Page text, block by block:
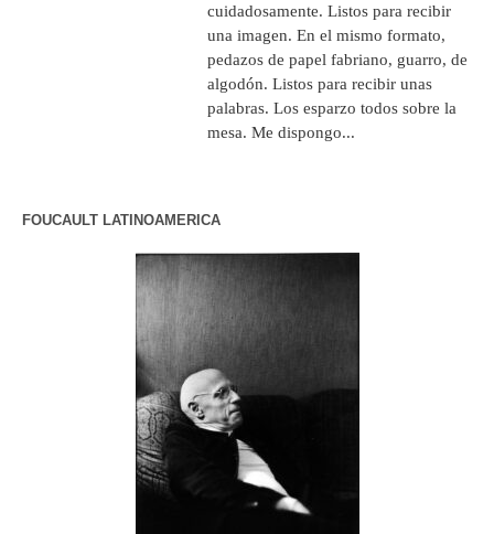
cuidadosamente. Listos para recibir
una imagen. En el mismo formato,
pedazos de papel fabriano, guarro, de
algodón. Listos para recibir unas
palabras. Los esparzo todos sobre la
mesa. Me dispongo...
FOUCAULT LATINOAMERICA